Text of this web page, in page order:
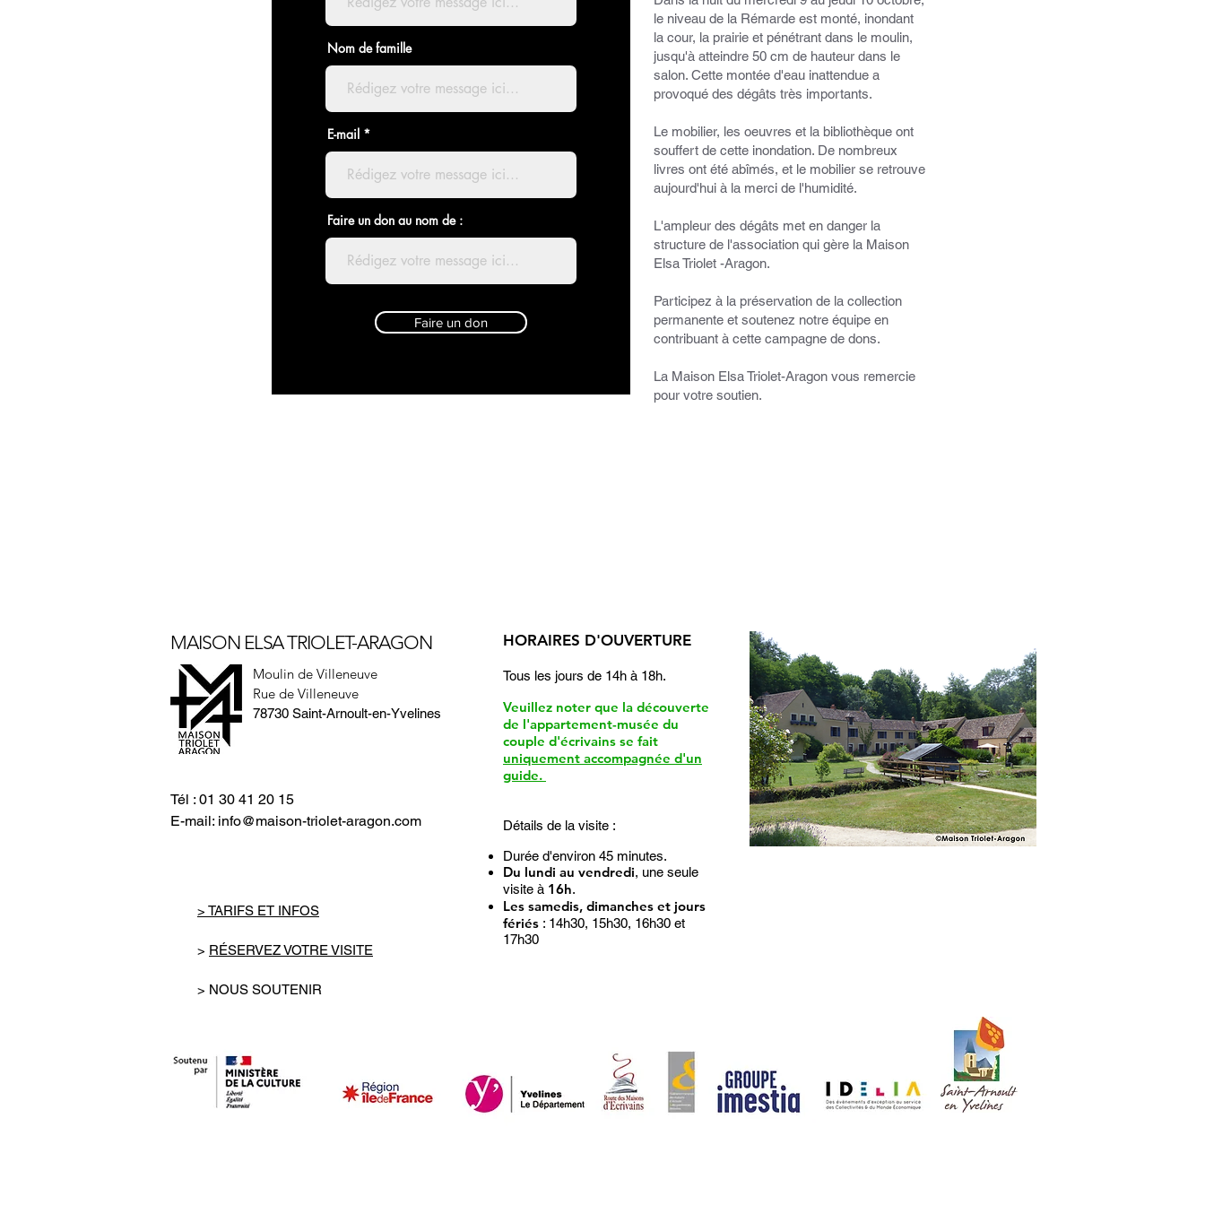
Nom de famille
E-mail
Faire un don au nom de :
Faire un don
le niveau de la Rémarde est monté, inondant
la cour, la prairie et pénétrant dans le moulin,
jusqu'à atteindre 50 cm de hauteur dans le
salon. Cette montée d'eau inattendue a
provoqué des dégâts très importants.
Le mobilier, les oeuvres et la bibliothèque ont
souffert de cette inondation. De nombreux
livres ont été abîmés, et le mobilier se retrouve
aujourd'hui à la merci de l'humidité.
L'ampleur des dégâts met en danger la
structure de l'association qui gère la Maison
Elsa Triolet -Aragon.
Participez à la préservation de la collection
permanente et soutenez notre équipe en
contribuant à cette campagne de dons.
La Maison Elsa Triolet-Aragon vous remercie
pour votre soutien.
MAISON ELSA TRIOLET-ARAGON
Moulin de Villeneuve
Rue de Villeneuve
78730 Saint-Arnoult-en-Yvelines
Tél : 01 30 41 20 15
E-mail: info@maison-triolet-aragon.com
> TARIFS ET INFOS
> RÉSERVEZ VOTRE VISITE
> NOUS SOUTENIR
HORAIRES D'OUVERTURE
Tous les jours de 14h à 18h.
Veuillez noter que la découverte
de l'appartement-musée du
couple d'écrivains se fait
uniquement accompagnée d'un
guide.
Détails de la visite :
Durée d'environ 45 minutes.
Du lundi au vendredi, une seule
visite à 16h.
Les samedis, dimanches et jours
fériés : 14h30, 15h30, 16h30 et
17h30